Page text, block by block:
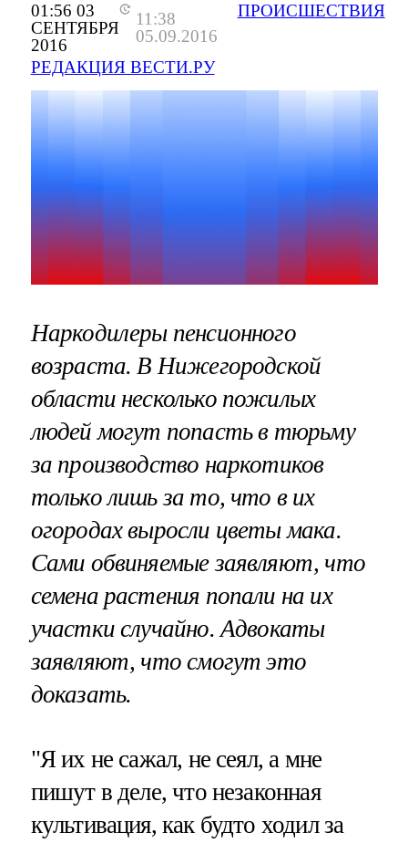
01:56 03
СЕНТЯБРЯ
2016
11:38
05.09.2016
РЕДАКЦИЯ ВЕСТИ.РУ
ПРОИСШЕСТВИЯ
Наркодилеры пенсионного
возраста. В Нижегородской
области несколько пожилых
людей могут попасть в тюрьму
за производство наркотиков
только лишь за то, что в их
огородах выросли цветы мака.
Сами обвиняемые заявляют, что
семена растения попали на их
участки случайно. Адвокаты
заявляют, что смогут это
доказать.
"Я их не сажал, не сеял, а мне
пишут в деле, что незаконная
культивация, как будто ходил за